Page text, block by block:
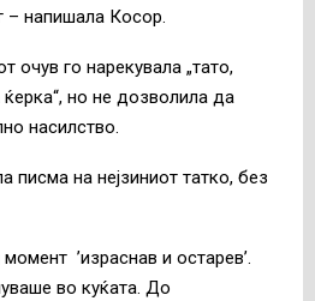
– напишала Косор.
очув го нарекувала „тато,
но не дозволила да
насилство.
писма на нејзиниот татко, без
’израснав и остарев’.
во куќата. До